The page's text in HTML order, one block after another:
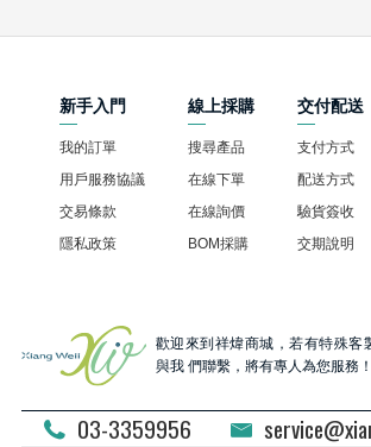
新手入門
我的訂單
用戶服務協議
交易條款
隱私政策
線上採購
搜尋產品
在線下單
在線詢價
BOM採購
交付配送
支付方式
配送方式
驗貨簽收
交期說明
歡迎來到祥煒商城，若有特殊客
與我 們聯繫，將有專人為您服務！
03-3359956